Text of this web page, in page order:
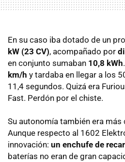
En su caso iba dotado de un
kW (23 CV), acompañado por
en conjunto sumaban 10,8 kWh
km/h y tardaba en llegar a los
11,4 segundos. Quizá era
Fast. Perdón por el chiste.
Su autonomía también era más
Aunque respecto al 1602
innovación: un enchufe de
baterías no eran de gran